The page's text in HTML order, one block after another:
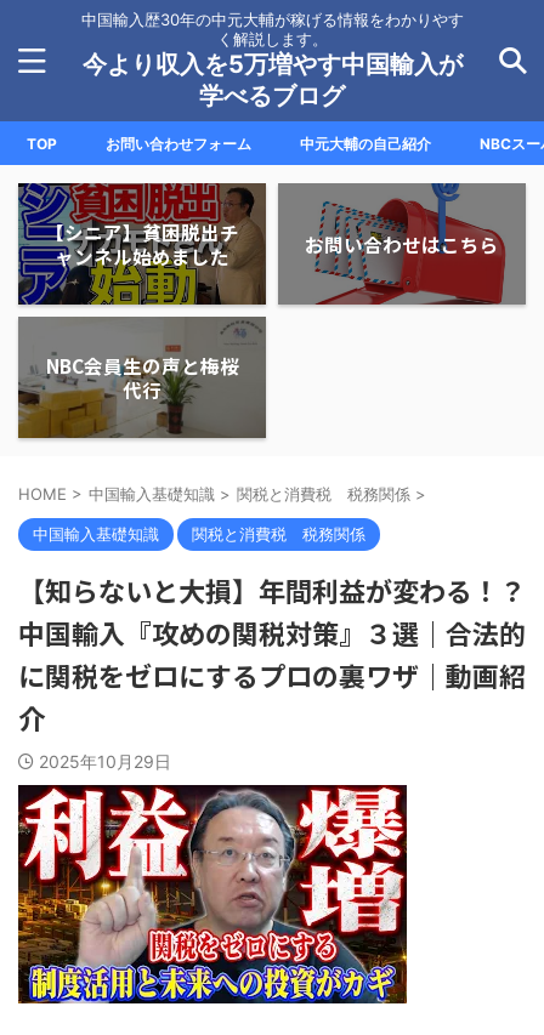
中国輸入歴30年の中元大輔が稼げる情報をわかりやす
く解説します。
今より収入を5万増やす中国輸入が
学べるブログ
TOP お問い合わせフォーム 中元大輔の自己紹介 NBCスー
【シニア】貧困脱出チ
ャンネル始めました
お問い合わせはこちら
NBC会員生の声と梅桜
代行
HOME > 中国輸入基礎知識 > 関税と消費税 税務関係 >
中国輸入基礎知識 関税と消費税 税務関係
【知らないと大損】年間利益が変わる！？
中国輸入『攻めの関税対策』３選｜合法的
に関税をゼロにするプロの裏ワザ｜動画紹
介
2025年10月29日